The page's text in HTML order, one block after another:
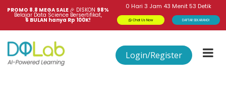
PROMO 8.8 MEGA SALE 🎉 DISKON 98%
Belajar Data Science Bersertifikat,
6 BULAN hanya Rp 100K!
0 Hari 3 Jam 43 Menit 53 Detik
Chat Us Now DAFTAR SEKARANG!
Login/Register